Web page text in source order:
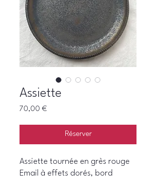
Assiette
70,00 €Prix
Réserver
Assiette tournée en grès rouge
Email à effets dorés, bord